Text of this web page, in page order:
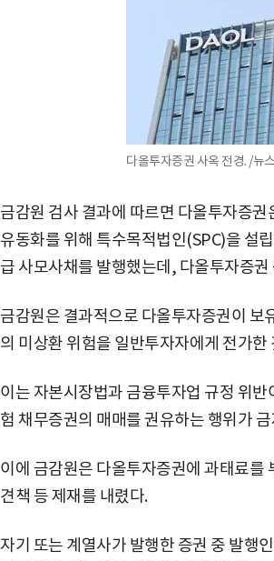
다올투자증권 사옥 전경. /뉴
금감원 검사 결과에 따르면 다올투자증
유동화를 위해 특수목적법인(SPC)을 설
급 사모사채를 발행했는데, 다올투자증
금감원은 결과적으로 다올투자증권이
의 미상환 위험을 일반투자자에게 전가한
이는 자본시장법과 금융투자업 규정 위
험 채무증권의 매매를 권유하는 행위가
이에 금감원은 다올투자증권에 과태료를
견책 등 제재를 내렸다.
자기 또는 계열사가 발행한 증권 중 발행